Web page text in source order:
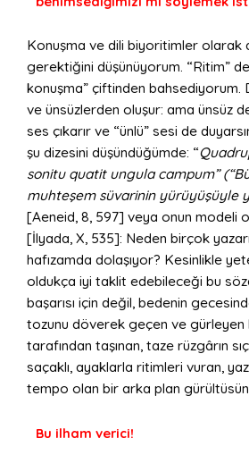
Konuşma ve dili biyoritimler olarak
gerektiğini düşünüyorum. “Ritim”
konuşma” çiftinden bahsediyorum.
ve ünsüzlerden oluşur: ama ünsüz
ses çıkarır ve “ünlü” sesi de
şu dizesini düşündüğümde: “
sonitu quatit ungula campum”
muhteşem süvarinin yürüyüşüyle
[Aeneid, 8, 597] veya onun modeli
[İlyada, X, 535]: Neden birçok
hafızamda dolaşıyor? Kesinlikle
oldukça iyi taklit edebileceği bu
başarısı için değil, bedenin
tozunu döverek geçen ve gürleyen
tarafından taşınan, taze rüzgârın
saçaklı, ayaklarla ritimleri vuran,
tempo olan bir arka plan
Bu ilham verici!